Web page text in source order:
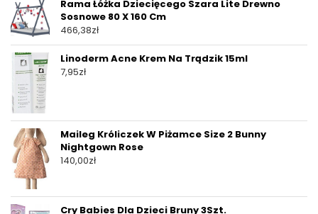
Rama Łóżka Dziecięcego Szara Lite Drewno
Sosnowe 80 X 160 Cm
466,38zł
Linoderm Acne Krem Na Trądzik 15ml
7,95zł
Maileg Króliczek W Piżamce Size 2 Bunny
Nightgown Rose
140,00zł
Cry Babies Dla Dzieci Bruny 3Szt.